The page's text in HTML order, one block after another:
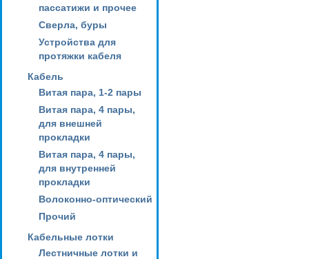
пассатижи и прочее
Сверла, буры
Устройства для
протяжки кабеля
Кабель
Витая пара, 1-2 пары
Витая пара, 4 пары,
для внешней
прокладки
Витая пара, 4 пары,
для внутренней
прокладки
Волоконно-оптический
Прочий
Кабельные лотки
Лестничные лотки и